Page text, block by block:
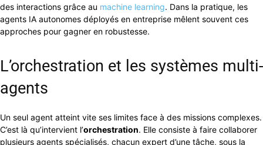
des interactions grâce au machine learning. Dans la pratique, les
agents IA autonomes déployés en entreprise mêlent souvent ces
approches pour gagner en robustesse.
L’orchestration et les systèmes multi-
agents
Un seul agent atteint vite ses limites face à des missions complexes.
C’est là qu’intervient l’orchestration. Elle consiste à faire collaborer
plusieurs agents spécialisés, chacun expert d’une tâche, sous la